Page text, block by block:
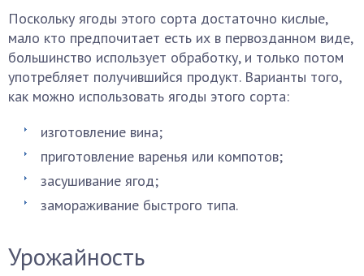
Поскольку ягоды этого сорта достаточно кислые,
мало кто предпочитает есть их в первозданном виде,
большинство использует обработку, и только потом
употребляет получившийся продукт. Варианты того,
как можно использовать ягоды этого сорта:
изготовление вина;
приготовление варенья или компотов;
засушивание ягод;
замораживание быстрого типа.
Урожайность